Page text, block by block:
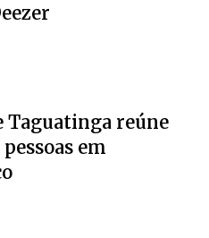
Taguatinga reúne
em